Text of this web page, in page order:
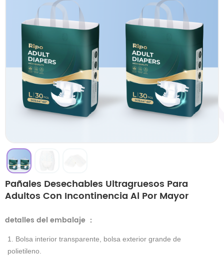
Pañales Desechables Ultragruesos Para
Adultos Con Incontinencia Al Por Mayor
detalles del embalaje ：
1. Bolsa interior transparente, bolsa exterior grande de
polietileno.